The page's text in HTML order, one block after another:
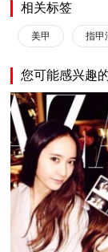
相关标签
美甲 指甲
您可能感兴趣